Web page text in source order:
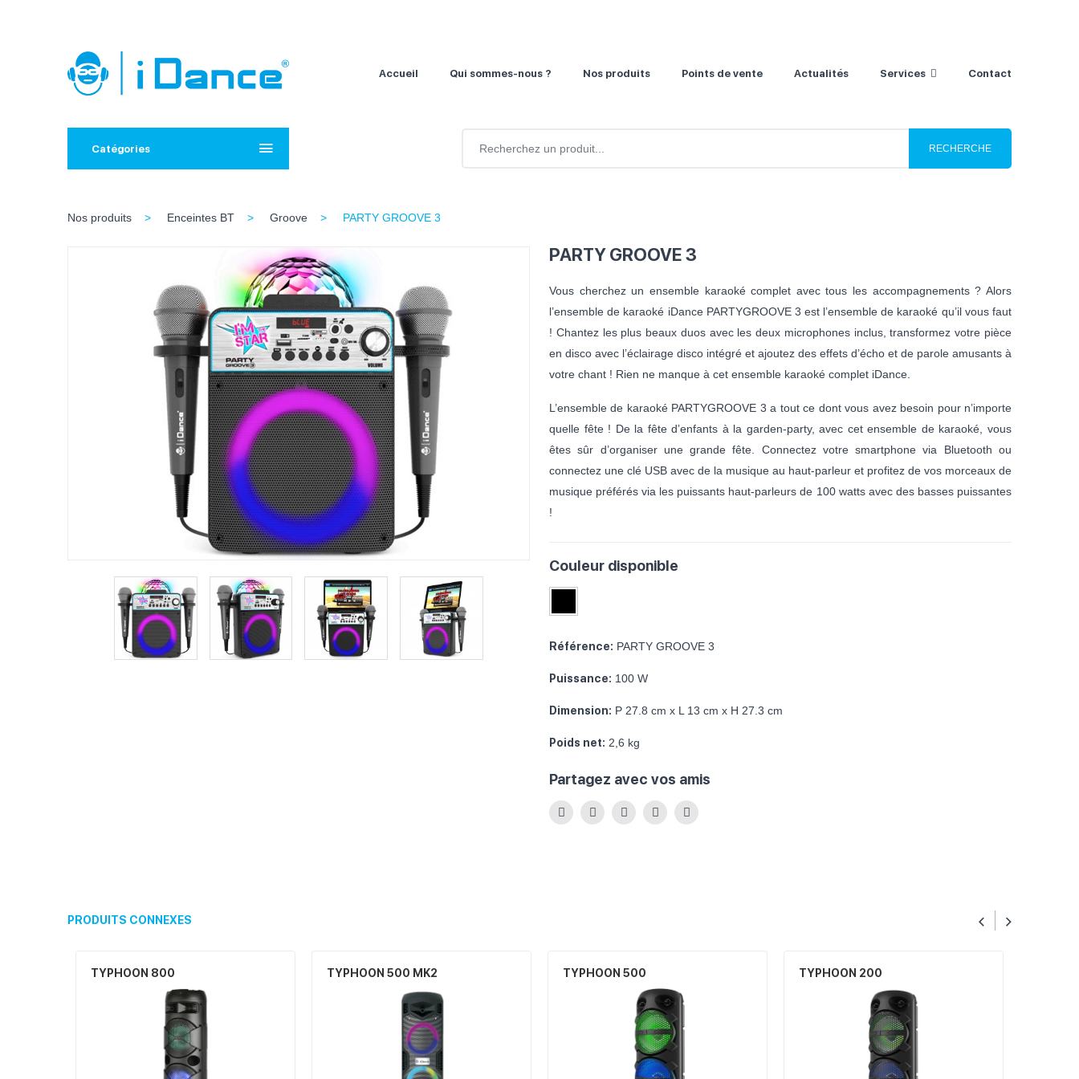
Accueil Qui sommes-nous ? Nos produits Points de vente Actualités Services Contact
Catégories
Nos produits Enceintes BT Groove PARTY GROOVE 3
PARTY GROOVE 3
Vous cherchez un ensemble karaoké complet avec tous les accompagnements ? Alors
l’ensemble de karaoké iDance PARTYGROOVE 3 est l’ensemble de karaoké qu’il vous faut
! Chantez les plus beaux duos avec les deux microphones inclus, transformez votre pièce
en disco avec l’éclairage disco intégré et ajoutez des effets d’écho et de parole amusants à
votre chant ! Rien ne manque à cet ensemble karaoké complet iDance.
L’ensemble de karaoké PARTYGROOVE 3 a tout ce dont vous avez besoin pour n’importe
quelle fête ! De la fête d’enfants à la garden-party, avec cet ensemble de karaoké, vous
êtes sûr d’organiser une grande fête. Connectez votre smartphone via Bluetooth ou
connectez une clé USB avec de la musique au haut-parleur et profitez de vos morceaux de
musique préférés via les puissants haut-parleurs de 100 watts avec des basses puissantes
!
Couleur disponible
Référence: PARTY GROOVE 3
Puissance: 100 W
Dimension: P 27.8 cm x L 13 cm x H 27.3 cm
Poids net: 2,6 kg
Partagez avec vos amis
PRODUITS CONNEXES
TYPHOON 800 TYPHOON 500 MK2 TYPHOON 500 TYPHOON 200